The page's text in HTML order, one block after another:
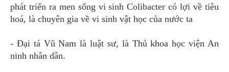
phát triển ra men sống vi sinh Colibacter có lợi về tiêu
hoá, là chuyên gia về vi sinh vật học của nước ta
- Đại tá Vũ Nam là luật sư, là Thủ khoa học viện An
ninh nhân dân.